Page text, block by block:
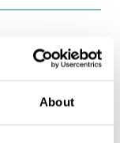
About
辛创可靠的滤袋